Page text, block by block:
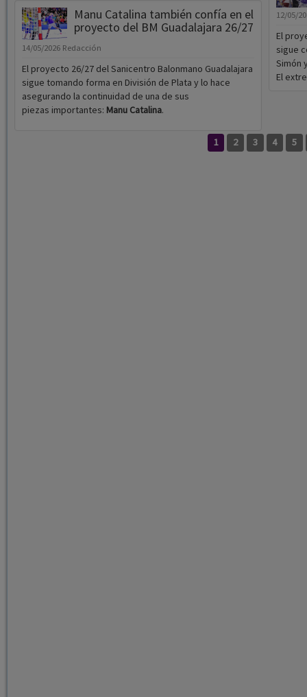
Manu Catalina también confía en el
proyecto del BM Guadalajara 26/27
14/05/2026 Redacción
El proyecto 26/27 del Sanicentro Balonmano Guadalajara
sigue tomando forma en División de Plata y lo hace
asegurando la continuidad de una de sus
piezas importantes: Manu Catalina.
12/05/
El
sigue
Simón
El
1 2 3 4 5